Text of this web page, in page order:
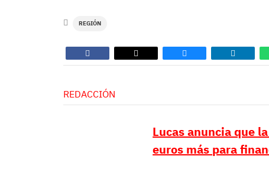
REGIÓN
REDACCIÓN
Lucas anuncia que
euros más para